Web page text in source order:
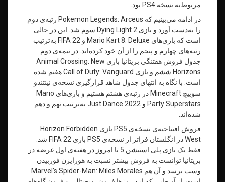
مربوط‌به نسخه PS4 بود.
در ادامه می‌بینیم که Pokemon Legends: Arceus رتبه‌ی دوم
را به‌دست آورد و بازی Dying Light 2 سوم شد. این در حالی
است که بازی‌های Mario Kart 8: Deluxe و FIFA 22 به‌ترتیب
رتبه‌های چهارم و پنجم را از آن خود کرده‌اند. در نیمه‌ی دوم
جدول فروش هفتنگی بریتانیا بازی Animal Crossing: New
Horizons ششم و بازی Call of Duty: Vanguard هفتم شده
است. با نگاه به انتهای جدول شاهد قرارگیری نسخه‌ی نینتندو
سوییچ Minecraft در رتبه‌ی هشتم هستیم و بازی‌های Mario
Party Superstars و Just Dance 2022 به‌ترتیب نهم و دهم
شده‌اند.
فروش افتتاحیه‌ی نسخه‌ی PS5 بازی Horizon Forbidden
West در انگلستان فراتر از نسخه‌ی PS5 بازی FIFA 22 شد.
فقط یک بازی پلی استیشن 5 تا امروز در هفته‌ی اول عرضه در
بریتانیا توانست به فروش بیشتر نسبت به هورایزن فوربیدن
وست برسد و آن هم Marvel’s Spider-Man: Miles Morales